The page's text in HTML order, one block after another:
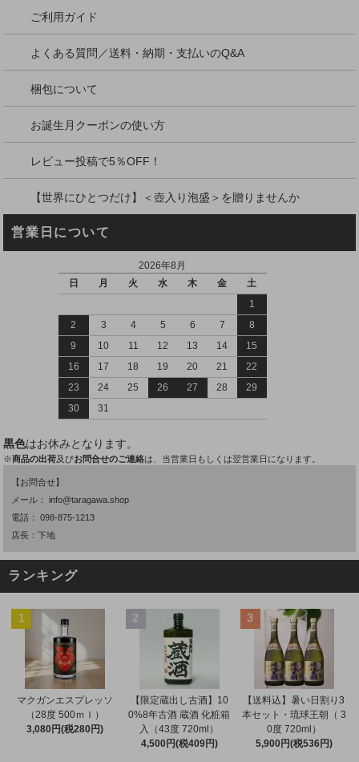
ご利用ガイド
よくある質問／送料・納期・支払いのQ&A
梱包について
お誕生月クーポンの使い方
レビュー投稿で5％OFF！
【世界にひとつだけ】＜壺入り泡盛＞を贈りませんか
営業日について
2026年8月
日
月 火 水 木 金
土
1
2
3 4 5 6 7
8
9
10 11 12 13 14
15
16
17 18 19 20 21
22
23
24 25 26 27 28
29
30
31
黒色はお休みとなります。
※商品の出荷及びお問合せのご連絡は、当営業日もしくは翌営業日になります。
【お問合せ】
メール：info@taragawa.shop
電話：098-875-1213
店長：下地
ランキング
1
マクガンエスプレッソ
（28度 500ｍｌ）
3,080円(税280円)
2
【限定蔵出し古酒】10
0%8年古酒 蔵酒 化粧箱
入（43度 720ml）
4,500円(税409円)
3
【送料込】暑い日割り3
本セット・琉球王朝（ 3
0度 720ml）
5,900円(税536円)